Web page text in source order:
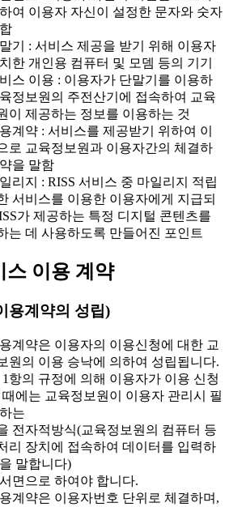
여 이용자 자신이 설정한 문자와 숫자
기 : 서비스 제공을 받기 위해 이용자
한 개인용 컴퓨터 및 모뎀 등의 기기
스 이용 : 이용자가 단말기를 이용하
정보원의 주전산기에 접속하여 교육
이 제공하는 정보를 이용하는 것
계약 : 서비스를 제공받기 위하여 이
로 교육정보원과 이용자간의 체결하
을 말함
리지 : RISS 서비스 중 마일리지 적립
서비스를 이용한 이용자에게 지급되
가 제공하는 특정 디지털 콘텐츠를
는 데 사용하도록 만들어진 포인트
스 이용 계약
용계약의 성립)
계약은 이용자의 이용신청에 대한 교
원의 이용 승낙에 의하여 성립됩니다.
항의 규정에 의해 이용자가 이용 신청
때에는 교육정보원이 이용자 관리시 필
는
전자적방식(교육정보원의 컴퓨터 등
리 장치에 접속하여 데이터를 입력하
말합니다)
면으로 하여야 합니다.
계약은 이용자번호 단위로 체결하며,